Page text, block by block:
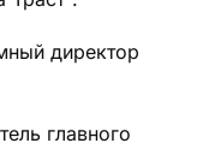
директор
главного